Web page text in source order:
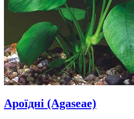
Ароїдні (Agaseae)